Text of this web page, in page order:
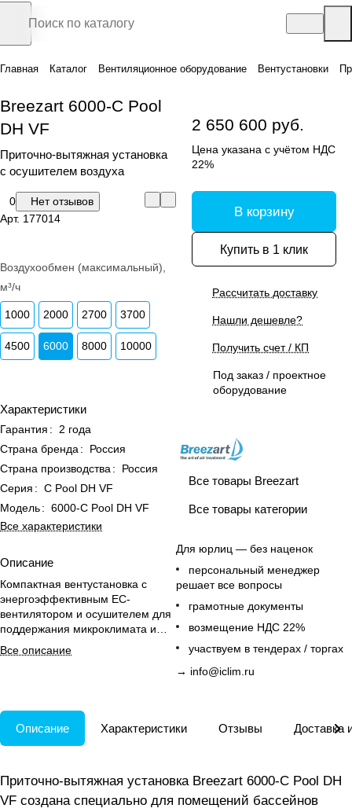
Главная Каталог Вентиляционное оборудование Вентустановки
Breezart 6000-C Pool
DH VF
Приточно-вытяжная установка
с осушителем воздуха
0
Нет отзывов
Арт. 177014
Воздухообмен (максимальный),
м³/ч
1000 2000 2700 3700
4500 6000 8000 10000
Характеристики
Гарантия :
2 года
Страна бренда :
Россия
Страна производства :
Россия
Серия : C Pool DH VF
Модель: 6000-C Pool DH VF
Все характеристики
Описание
Компактная вентустановка с
энергоэффективным EC-
вентилятором и осушителем для
поддержания микроклимата и
влажности в бассейнах до 160 м².
Все описание
2 650 600 руб.
Цена указана с учётом НДС
22%
В корзину
Купить в 1 клик
Рассчитать доставку
Нашли дешевле?
Получить счет / КП
Под заказ / проектное
оборудование
Все товары Breezart
Все товары категории
Для юрлиц — без наценок
персональный менеджер
решает все вопросы
грамотные документы
возмещение НДС 22%
участвуем в тендерах / торгах
→ info@iclim.ru
Описание Характеристики Отзывы Доставка
Приточно-вытяжная установка Breezart 6000-C Pool DH
VF создана специально для помещений бассейнов